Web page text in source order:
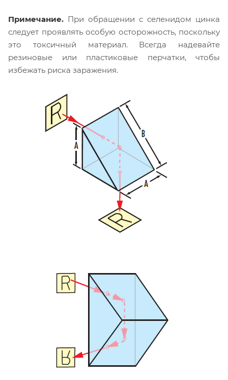
Примечание. При обращении с селенидом цинка
следует проявлять особую осторожность, поскольку
это токсичный материал. Всегда надевайте
резиновые или пластиковые перчатки, чтобы
избежать риска заражения.